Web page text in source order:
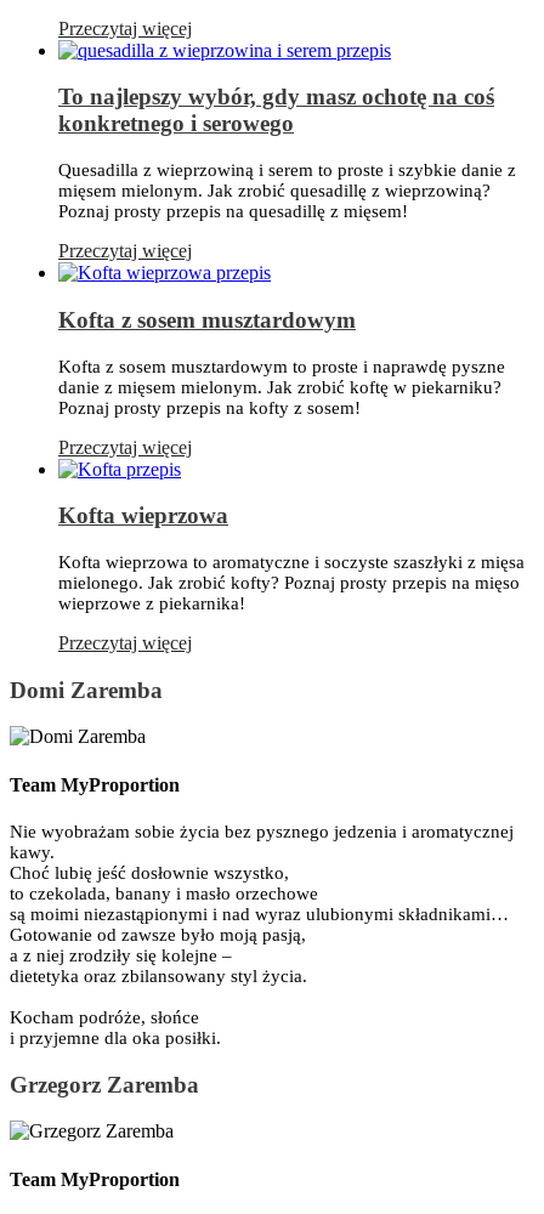
Przeczytaj więcej
To najlepszy wybór, gdy masz ochotę na coś
konkretnego i serowego
Quesadilla z wieprzowiną i serem to proste i szybkie danie z
mięsem mielonym. Jak zrobić quesadillę z wieprzowiną?
Poznaj prosty przepis na quesadillę z mięsem!
Przeczytaj więcej
Kofta z sosem musztardowym
Kofta z sosem musztardowym to proste i naprawdę pyszne
danie z mięsem mielonym. Jak zrobić koftę w piekarniku?
Poznaj prosty przepis na kofty z sosem!
Przeczytaj więcej
Kofta wieprzowa
Kofta wieprzowa to aromatyczne i soczyste szaszłyki z mięsa
mielonego. Jak zrobić kofty? Poznaj prosty przepis na mięso
wieprzowe z piekarnika!
Przeczytaj więcej
Domi Zaremba
Team MyProportion
Nie wyobrażam sobie życia bez pysznego jedzenia i aromatycznej
kawy.
Choć lubię jeść dosłownie wszystko,
to czekolada, banany i masło orzechowe
są moimi niezastąpionymi i nad wyraz ulubionymi składnikami…
Gotowanie od zawsze było moją pasją,
a z niej zrodziły się kolejne –
dietetyka oraz zbilansowany styl życia.
Kocham podróże, słońce
i przyjemne dla oka posiłki.
Grzegorz Zaremba
Team MyProportion